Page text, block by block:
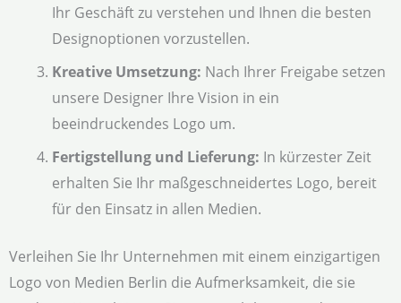
Ihr Geschäft zu verstehen und Ihnen die besten
Designoptionen vorzustellen.
Kreative Umsetzung: Nach Ihrer Freigabe setzen
unsere Designer Ihre Vision in ein
beeindruckendes Logo um.
Fertigstellung und Lieferung: In kürzester Zeit
erhalten Sie Ihr maßgeschneidertes Logo, bereit
für den Einsatz in allen Medien.
Verleihen Sie Ihr Unternehmen mit einem einzigartigen
Logo von Medien Berlin die Aufmerksamkeit, die sie